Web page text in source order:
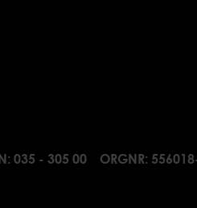
035 - 305 00 ORGNR: